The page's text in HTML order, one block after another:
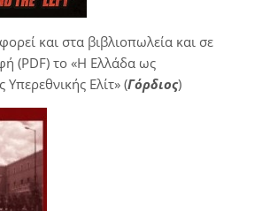
και στα βιβλιοπωλεία και σε
(PDF) το «Η Ελλάδα ως
Ελίτ» (Γόρδιος)